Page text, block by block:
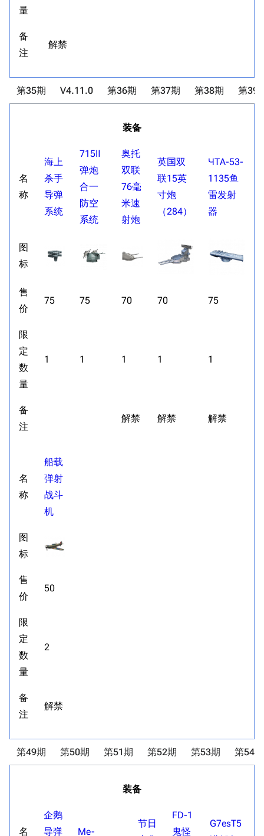
量
备
注
解禁
第35期 V4.11.0 第36期 第37期 第38期 第39
装备
名
称
海上
杀手
导弹
系统
715Ⅱ
弹炮
合一
防空
系统
奥托
双联
76毫
米速
射炮
英国双
联15英
寸炮
（284）
ЧТА-53-
1135鱼
雷发射
器
图
标
售
价
75 75 70 70 75
限
定
数
量
1 1 1 1 1
备
注
解禁 解禁 解禁
名
称
船载
弹射
战斗
机
图
标
售
价
50
限
定
数
量
2
备
注
解禁
第49期 第50期 第51期 第52期 第53期 第54期
装备
名
企鹅
导弹
Me-
节日
FD-1
鬼怪
G7esT5